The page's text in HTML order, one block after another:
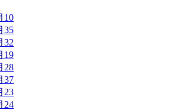
10
35
32
19
28
37
23
24